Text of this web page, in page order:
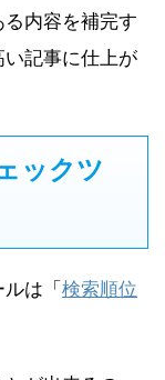
内容を補完す
記事に仕上が
ックツ
は「 検索順位